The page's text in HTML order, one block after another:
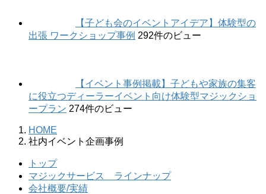
【子ども会のイベントアイデア】体験型の
出張 ワークショップ事例 292件のビュー
【イベント事例掲載】子どもや家族の集客
に役立つディーラーイベント向け体験型マジックショ
ープラン 274件のビュー
HOME
社内イベント企画事例
トップ
マジックサービス ラインナップ
会社概要/実績